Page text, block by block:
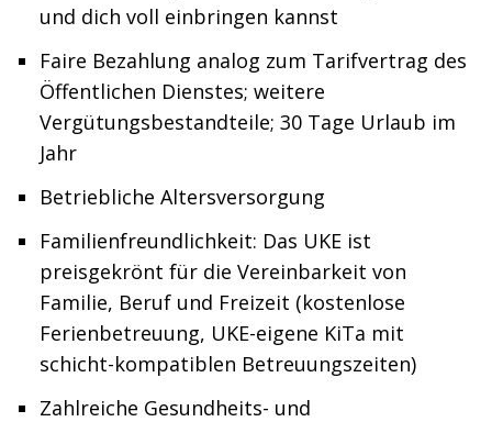
und dich voll einbringen kannst
Faire Bezahlung analog zum Tarifvertrag des
Öffentlichen Dienstes; weitere
Vergütungsbestandteile; 30 Tage Urlaub im
Jahr
Betriebliche Altersversorgung
Familienfreundlichkeit: Das UKE ist
preisgekrönt für die Vereinbarkeit von
Familie, Beruf und Freizeit (kostenlose
Ferienbetreuung, UKE-eigene KiTa mit
schicht-kompatiblen Betreuungszeiten)
Zahlreiche Gesundheits- und